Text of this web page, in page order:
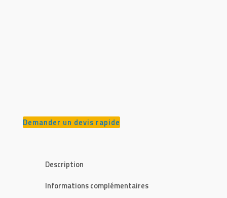
Demander un devis rapide
Description
Informations complémentaires